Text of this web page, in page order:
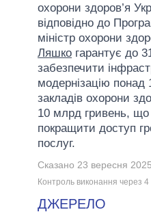
охорони здоров’я
відповідно до
міністр охорони
Ляшко гарантує до
забезпечити
модернізацію понад
закладів охорони
10 млрд гривень,
покращити доступ
послуг.
Сказано 23 вересня
Контроль виконання через
ДЖЕРЕЛО